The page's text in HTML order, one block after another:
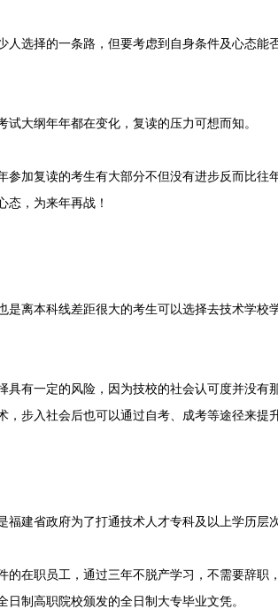
选择的一条路，但要考虑到自身条件及心态能
大纲年年都在变化，复读的压力可想而知。
加复读的考生有大部分不但没有进步反而比往
态，为来年再战！
离本科线差距很大的考生可以选择去技术学校
有一定的风险，因为技校的社会认可度并没有
，步入社会后也可以通过自考、成考等途径来提
建省政府为了打通技术人才专科及以上学历层次
在职员工，通过三年不脱产学习，不需要辞职
日制高职院校颁发的全日制大专毕业文凭。